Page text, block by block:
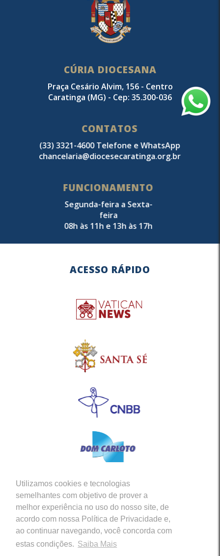
Utilizamos cookies e tecnologias
semelhantes com objetivo de prover a
melhor experiência no uso do nosso site, de
acordo com nossa Política de Privacidade e,
ao continuar navegando, você concorda com
estas condições. Saiba Mais
CÚRIA DIOCESANA
Praça Cesário Alvim, 156 - Centro
Caratinga (MG) - Cep: 35.300-036
CONTATOS
(33) 3321-4600 Telefone e WhatsApp
chancelaria@diocesecaratinga.org.br
FUNCIONAMENTO
Segunda-feira a Sexta-
feira
08h às 11h e 13h às 17h
ACESSO RÁPIDO
Siga-nos em nossas Redes Sociais